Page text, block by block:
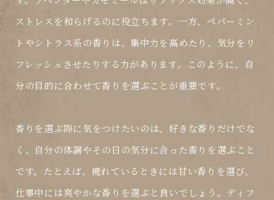
ストレスを和らげるのに役立ちます。一方、ペパーミン
トやシトラス系の香りは、集中力を高めたり、気分をリ
フレッシュさせたりする力があります。このように、自
分の目的に合わせて香りを選ぶことが重要です。
香りを選ぶ際に気をつけたいのは、好きな香りだけでな
く、自分の体調やその日の気分に合った香りを選ぶこと
です。たとえば、疲れているときには甘い香りを選び、
仕事中には爽やかな香りを選ぶと良いでしょう。ディフ